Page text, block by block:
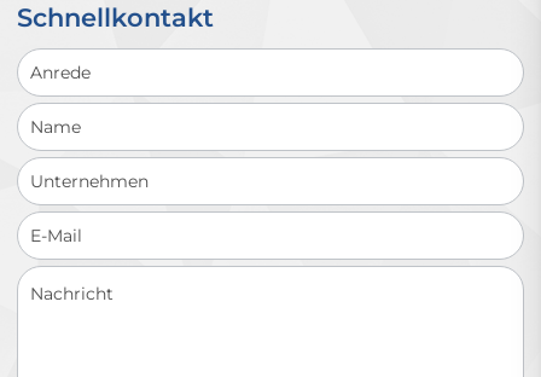
Schnellkontakt
Schnellkontakt